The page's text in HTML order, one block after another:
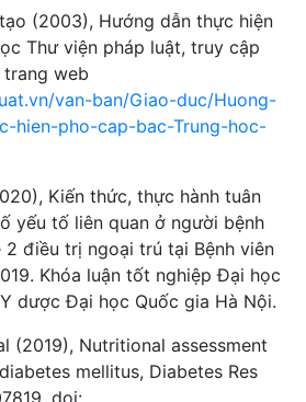
(2003), Hướng dẫn thực hiện
Thư viện pháp luật, truy cập
web
van-ban/Giao-duc/Huong-
hien-pho-cap-bac-Trung-hoc-
Kiến thức, thực hành tuân
yếu tố liên quan ở người bệnh
điều trị ngoại trú tại Bệnh viên
Khóa luận tốt nghiệp Đại học
dược Đại học Quốc gia Hà Nội.
(2019), Nutritional assessment
mellitus, Diabetes Res
doi: